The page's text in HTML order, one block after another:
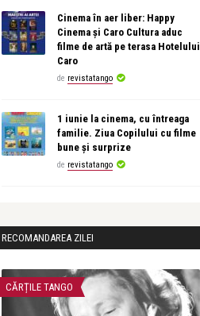
Cinema în aer liber: Happy
Cinema și Caro Cultura aduc
filme de artă pe terasa Hotelului
Caro
de revistatango
1 iunie la cinema, cu întreaga
familie. Ziua Copilului cu filme
bune și surprize
de revistatango
RECOMANDAREA ZILEI
CĂRȚILE TANGO